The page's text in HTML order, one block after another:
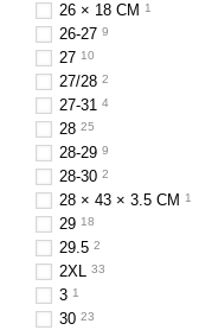
26 × 18 СM 1
26-27 9
27 10
27/28 2
27-31 4
28 25
28-29 9
28-30 2
28 × 43 × 3.5 СM 1
29 18
29.5 2
2XL 33
3 1
30 23